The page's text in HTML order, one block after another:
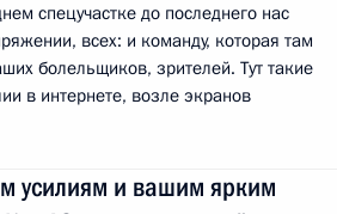
спецучастке до последнего нас
всех: и команду, которая там
болельщиков, зрителей. Тут такие
в интернете, возле экранов
усилиям и вашим ярким